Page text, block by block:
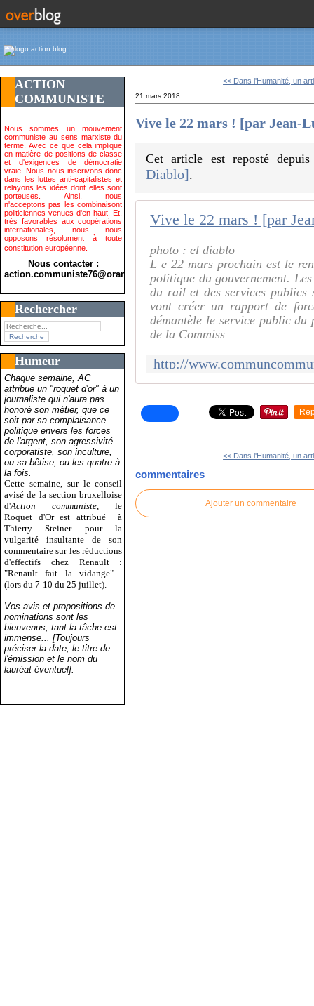
ACTION
COMMUNISTE
Nous sommes un mouvement
communiste au sens marxiste du
terme. Avec ce que cela implique
en matière de positions de classe
et d'exigences de démocratie
vraie. Nous nous inscrivons donc
dans les luttes anti-capitalistes et
relayons les idées dont elles sont
porteuses. Ainsi, nous
n'acceptons pas les combinaisont
politiciennes venues d'en-haut. Et,
très favorables aux coopérations
internationales, nous nous
opposons résolument à toute
constitution européenne.
Nous contacter :
action.communiste76@orange.fr>
Rechercher
Humeur
Chaque semaine, AC
attribue un "roquet d'or" à un
journaliste qui n'aura pas
honoré son métier, que ce
soit par sa complaisance
politique envers les forces
de l'argent, son agressivité
corporatiste, son inculture,
ou sa bêtise, ou les quatre à
la fois.
Cette semaine, sur le conseil
avisé de la section bruxelloise
d'Action communiste , le
Roquet d'Or est attribué
à
Thierry Steiner pour la
vulgarité insultante de son
commentaire sur les réductions
d'effectifs chez Renault :
"Renault fait la vidange"...
(lors du 7-10 du 25 juillet).
Vos avis et propositions de
nominations sont les
bienvenus, tant la tâche est
immense... [Toujours
préciser la date, le titre de
l'émission et le nom du
lauréat éventuel].
<< Dans l'Humanité, un
21 mars 2018
Vive le 22 mars ! [par Jean-
Cet article est reposté
Diablo].
Vive le 22 mars ! [par
photo : el diablo
L e 22 mars prochain est le
politique du gouvernement.
du rail et des services publics
vont créer un rapport de
démantèle le service public
de la Commiss
<< Dans l'Humanité, un
commentaires
Ajouter un commentaire